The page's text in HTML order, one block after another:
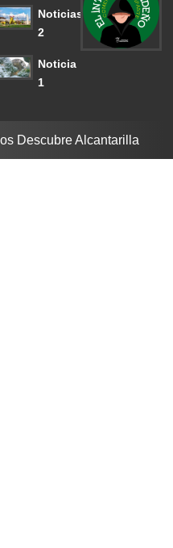
Noticias
2
Noticia
1
Descubre Alcantarilla